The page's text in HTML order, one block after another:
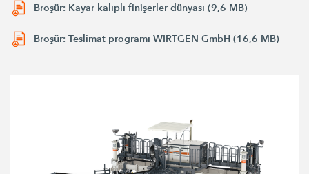
Broşür: Kayar kalıplı finişerler dünyası (9,6 MB)
Broşür: Teslimat programı WIRTGEN GmbH (16,6 MB)